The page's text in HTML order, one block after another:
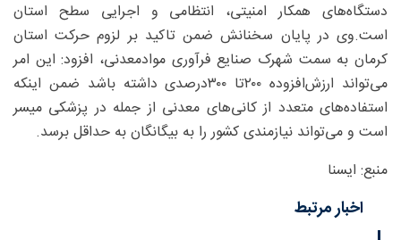
دستگاه‌های همکار امنیتی، انتظامی و اجرایی سطح استان
است.وی در پایان سخنانش ضمن تاکید بر لزوم حرکت استان
کرمان به سمت شهرک صنایع فرآوری موادمعدنی، افزود: این امر
می‌تواند ارزش‌افزوده ۲۰۰تا ۳۰۰‌درصدی داشته باشد ضمن اینکه
استفاده‌های متعدد از کانی‌های معدنی از جمله در پزشکی میسر
است و می‌تواند نیازمندی کشور را به بیگانگان به حداقل برسد.
منبع: ایسنا
اخبار مرتبط